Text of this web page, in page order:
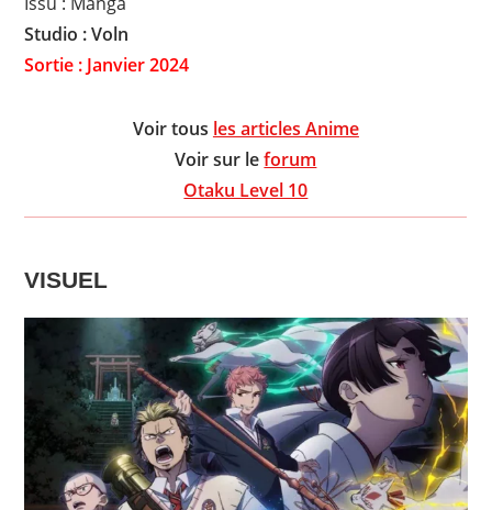
Studio : Voln
Sortie : Janvier 2024
Voir tous les articles Anime
Voir sur leforum
Otaku Level 10
VISUEL